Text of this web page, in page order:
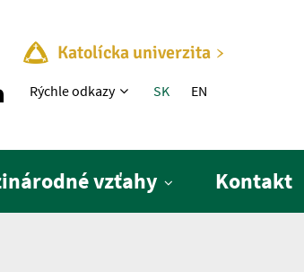
Katolícka univerzita
Rýchle menu
Rýchle odkazy SK EN
vzťahy Kontakt